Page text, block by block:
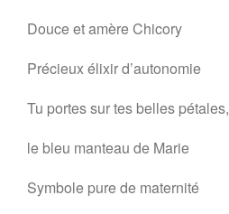
Douce et amère Chicory
Précieux élixir d’autonomie
Tu portes sur tes belles pétales,
le bleu manteau de Marie
Symbole pure de maternité